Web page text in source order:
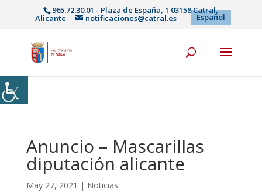
965.72.30.01 - Plaza de España, 1 03158 Catral,
Alicante notificaciones@catral.es Español
Anuncio – Mascarillas
diputación alicante
May 27, 2021 | Noticias